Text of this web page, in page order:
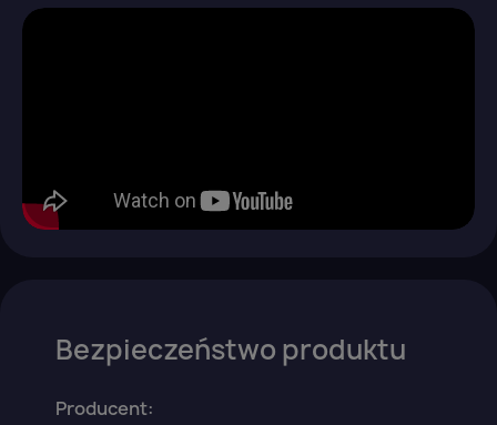
Bezpieczeństwo produktu
Producent: